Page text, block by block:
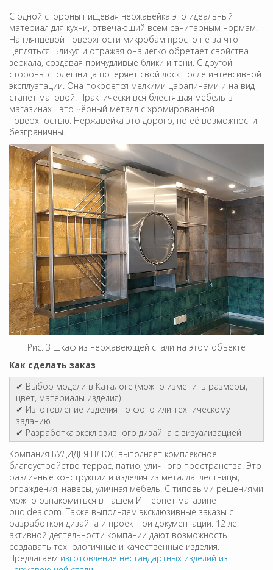
С одной стороны пищевая нержавейка это идеальный
материал для кухни, отвечающий всем санитарным нормам.
На глянцевой поверхности микробам просто не за что
цепляться. Бликуя и отражая она легко обретает свойства
зеркала, создавая причудливые блики и тени. С другой
стороны столешница потеряет свой лоск после интенсивной
эксплуатации. Она покроется мелкими царапинами и на вид
станет матовой. Практически вся блестящая мебель в
магазинах - это чёрный металл с хромированной
поверхностью. Нержавейка это дорого, но её возможности
безграничны.
Рис. 3 Шкаф из нержавеющей стали на этом объекте
Как сделать заказ
✔ Выбор модели в Каталоге (можно изменить размеры,
цвет, материалы изделия)
✔ Изготовление изделия по фото или техническому
заданию
✔ Разработка эксклюзивного дизайна с визуализацией
Компания БУДИДЕЯ ПЛЮС выполняет комплексное
благоустройство террас, патио, уличного пространства. Это
различные конструкции и изделия из металла: лестницы,
ограждения, навесы, уличная мебель. С типовыми решениями
можно ознакомиться в нашем Интернет магазине
budidea.com. Также выполняем эксклюзивные заказы с
разработкой дизайна и проектной документации. 12 лет
активной деятельности компании дают возможность
создавать технологичные и качественные изделия.
Предлагаем изготовление нестандартных изделий из